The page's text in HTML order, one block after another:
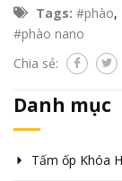
Tags: #phào,
#phào nano
Chia sẻ:
Danh mục
Tấm ốp Khóa